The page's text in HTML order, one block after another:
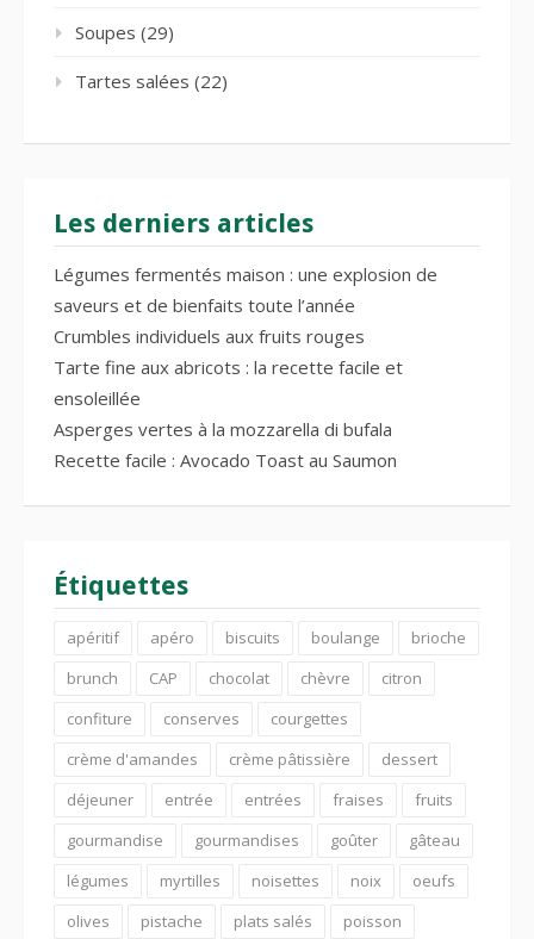
Soupes (29)
Tartes salées (22)
Les derniers articles
Légumes fermentés maison : une explosion de
saveurs et de bienfaits toute l’année
Crumbles individuels aux fruits rouges
Tarte fine aux abricots : la recette facile et
ensoleillée
Asperges vertes à la mozzarella di bufala
Recette facile : Avocado Toast au Saumon
Étiquettes
apéritif apéro biscuits boulange
brioche
brunch
CAP chocolat chèvre
citron
confiture
conserves
courgettes
crème d'amandes
crème pâtissière
dessert
déjeuner
entrée entrées fraises
fruits
gourmandise
gourmandises goûter
gâteau
légumes
myrtilles noisettes noix
oeufs
olives
pistache plats salés poisson